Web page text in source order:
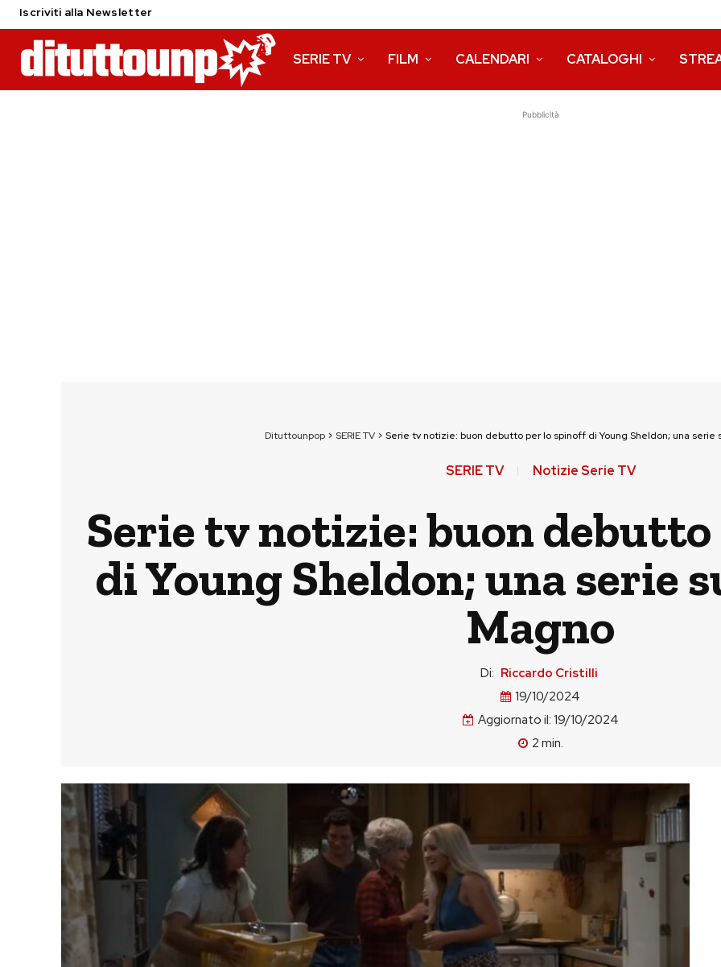
Iscriviti alla Newsletter
SERIE TV FILM CALENDARI CATALOGHI
Pubblicità
Dituttounpop > SERIE TV > Serie tv notizie: buon debutto per lo spinoff di Young Sheldon; una serie
SERIE TV Notizie Serie TV
Serie tv notizie: buon
di Young Sheldon; una serie
Magno
Di: Riccardo Cristilli
19/10/2024
Aggiornato il: 19/10/2024
2 min.